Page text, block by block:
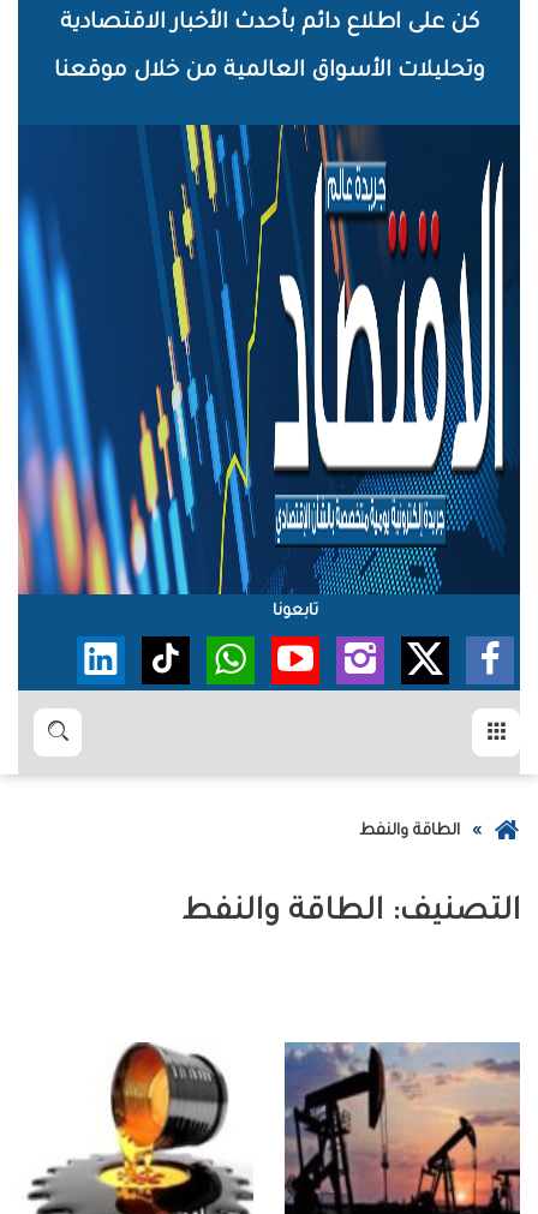
الرئيسي
كن على اطلاع دائم بأحدث الأخبار الاقتصادية
وتحليلات الأسواق العالمية من خلال موقعنا
تابعونا
بحث
عودة
الصفحة
الرئيسية
الطاقة والنفط
التصنيف: الطاقة والنفط